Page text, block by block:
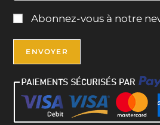
Abonnez-vous à notre